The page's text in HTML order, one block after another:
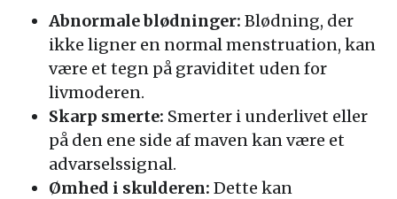
Abnormale blødninger: Blødning, der
ikke ligner en normal menstruation, kan
være et tegn på graviditet uden for
livmoderen.
Skarp smerte: Smerter i underlivet eller
på den ene side af maven kan være et
advarselssignal.
Ømhed i skulderen: Dette kan